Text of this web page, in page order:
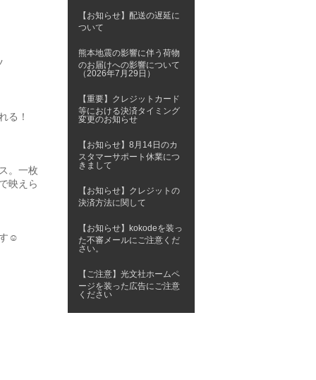
る！
。一枚
映えら
☺︎
【お知らせ】配送の遅延に
ついて
熊本地震の影響に伴う荷物
のお届けへの影響について
（2026年7月29日）
【重要】クレジットカード
等における決済タイミング
変更のお知らせ
【お知らせ】8月14日のカ
スタマーサポート休業につ
きまして
【お知らせ】クレジットの
決済方法に関して
【お知らせ】kokodeを装っ
た不審メールにご注意くだ
さい。
【ご注意】光文社ホームペ
ージを装った広告にご注意
ください